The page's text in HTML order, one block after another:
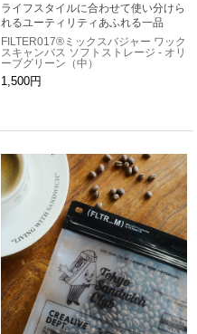
ライフスタイルに合わせて使い分けら
れるユーティリティあふれる一品
FILTER017®ミックスバジャー ワック
スキャンバス ソフトストレージ - オリ
ーブグリーン（中）
1,500円